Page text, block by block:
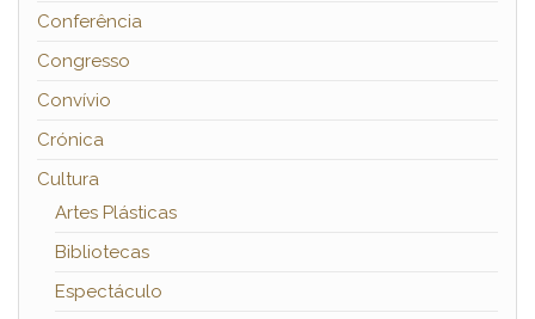
Conferência
Congresso
Convívio
Crónica
Cultura
Artes Plásticas
Bibliotecas
Espectáculo